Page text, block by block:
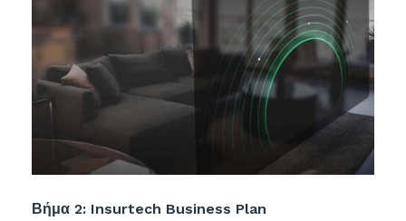
Βήμα 2: Insurtech Business Plan